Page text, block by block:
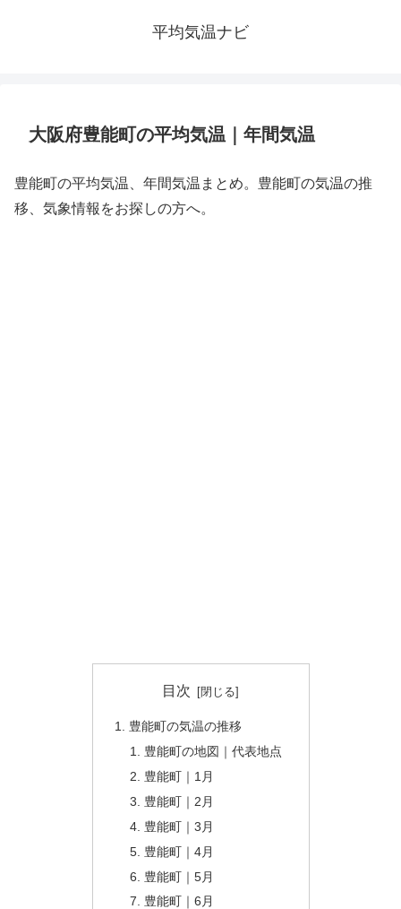
平均気温ナビ
大阪府豊能町の平均気温｜年間気温
豊能町の平均気温、年間気温まとめ。豊能町の気温の推
移、気象情報をお探しの方へ。
目次
豊能町の気温の推移
豊能町の地図｜代表地点
豊能町｜1月
豊能町｜2月
豊能町｜3月
豊能町｜4月
豊能町｜5月
豊能町｜6月